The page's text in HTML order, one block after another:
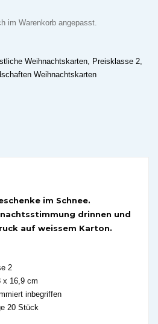
im Warenkorb angepasst.
Weihnachtskarten Preisklasse 2
Weihnachtskarten
im Schnee.
drinnen und
auf weissem Karton.
2
x 16,9 cm
inbegriffen
20 Stück